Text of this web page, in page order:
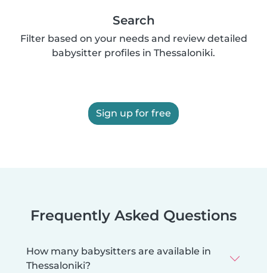
Search
Filter based on your needs and review detailed
babysitter profiles in Thessaloniki.
Sign up for free
Frequently Asked Questions
How many babysitters are available in
Thessaloniki?